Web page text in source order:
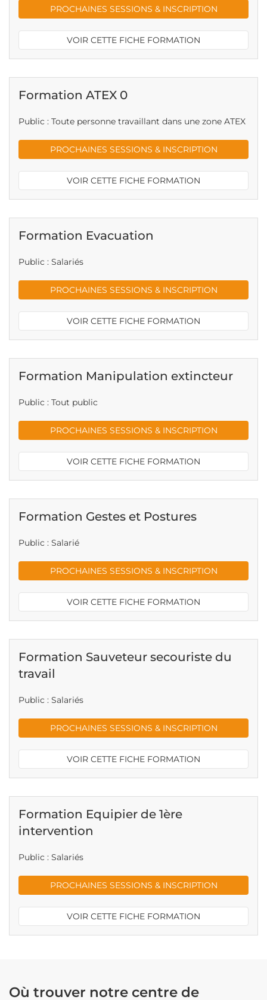
PROCHAINES SESSIONS & INSCRIPTION
VOIR CETTE FICHE FORMATION
Formation ATEX 0
Public : Toute personne travaillant dans une zone ATEX
PROCHAINES SESSIONS & INSCRIPTION
VOIR CETTE FICHE FORMATION
Formation Evacuation
Public : Salariés
PROCHAINES SESSIONS & INSCRIPTION
VOIR CETTE FICHE FORMATION
Formation Manipulation extincteur
Public : Tout public
PROCHAINES SESSIONS & INSCRIPTION
VOIR CETTE FICHE FORMATION
Formation Gestes et Postures
Public : Salarié
PROCHAINES SESSIONS & INSCRIPTION
VOIR CETTE FICHE FORMATION
Formation Sauveteur secouriste du
travail
Public : Salariés
PROCHAINES SESSIONS & INSCRIPTION
VOIR CETTE FICHE FORMATION
Formation Equipier de 1ère
intervention
Public : Salariés
PROCHAINES SESSIONS & INSCRIPTION
VOIR CETTE FICHE FORMATION
Où trouver notre centre de